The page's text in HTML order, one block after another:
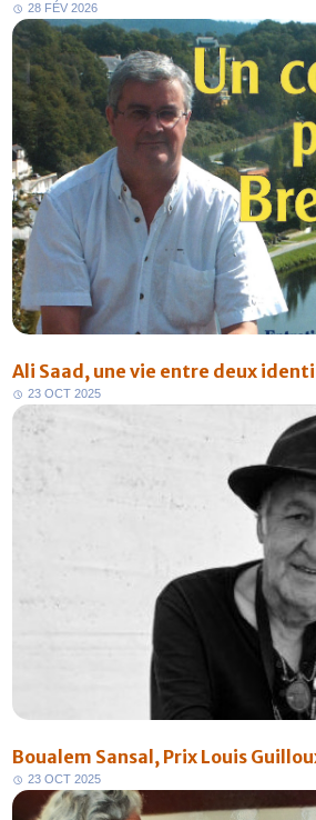
28 FÉV 2026
Ali Saad, une vie entre deux
23 OCT 2025
Boualem Sansal, Prix Louis
23 OCT 2025